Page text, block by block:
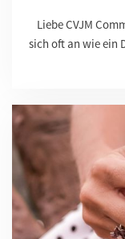
Liebe CVJM
sich oft an wie ein